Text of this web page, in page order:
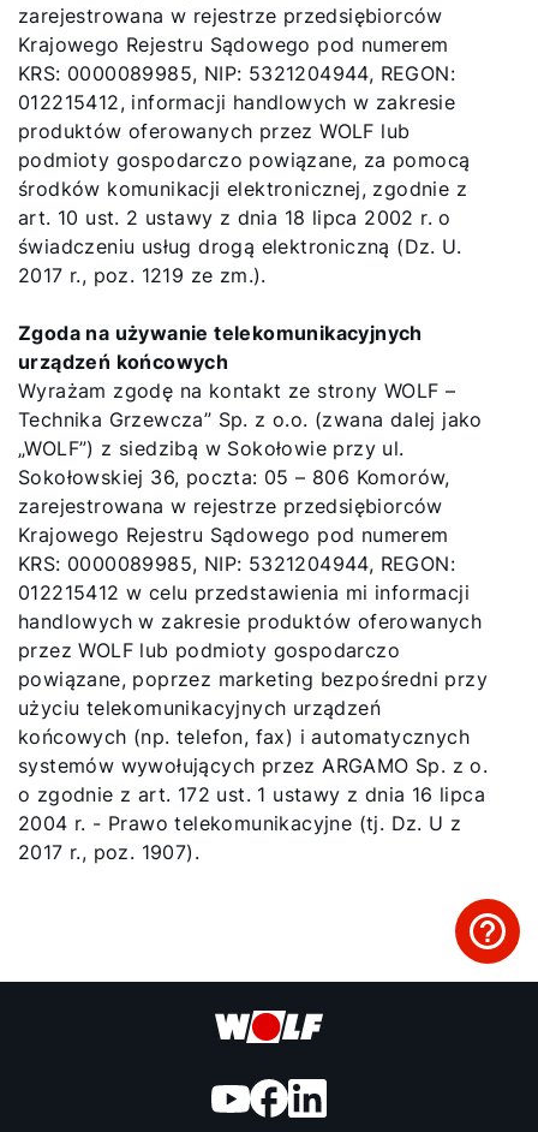
zarejestrowana w rejestrze przedsiębiorców
Krajowego Rejestru Sądowego pod numerem
KRS: 0000089985, NIP: 5321204944, REGON:
012215412, informacji handlowych w zakresie
produktów oferowanych przez WOLF lub
podmioty gospodarczo powiązane, za pomocą
środków komunikacji elektronicznej, zgodnie z
art. 10 ust. 2 ustawy z dnia 18 lipca 2002 r. o
świadczeniu usług drogą elektroniczną (Dz. U.
2017 r., poz. 1219 ze zm.).
Zgoda na używanie telekomunikacyjnych
urządzeń końcowych
Wyrażam zgodę na kontakt ze strony WOLF –
Technika Grzewcza” Sp. z o.o. (zwana dalej jako
„WOLF”) z siedzibą w Sokołowie przy ul.
Sokołowskiej 36, poczta: 05 – 806 Komorów,
zarejestrowana w rejestrze przedsiębiorców
Krajowego Rejestru Sądowego pod numerem
KRS: 0000089985, NIP: 5321204944, REGON:
012215412 w celu przedstawienia mi informacji
handlowych w zakresie produktów oferowanych
przez WOLF lub podmioty gospodarczo
powiązane, poprzez marketing bezpośredni przy
użyciu telekomunikacyjnych urządzeń
końcowych (np. telefon, fax) i automatycznych
systemów wywołujących przez ARGAMO Sp. z o.
o zgodnie z art. 172 ust. 1 ustawy z dnia 16 lipca
2004 r. - Prawo telekomunikacyjne (tj. Dz. U z
2017 r., poz. 1907).